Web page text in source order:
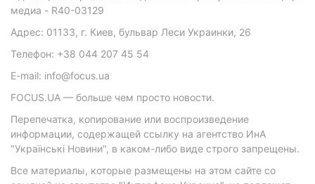
медиа - R40-03129
Адрес: 01133, г. Киев, бульвар Леси Украинки, 26
Телефон: +38 044 207 45 54
E-mail: info@focus.ua
FOCUS.UA — больше чем просто новости.
Перепечатка, копирование или воспроизведение
информации, содержащей ссылку на агентство ИнА
"Українські Новини", в каком-либо виде строго запрещены.
Все материалы, которые размещены на этом сайте со